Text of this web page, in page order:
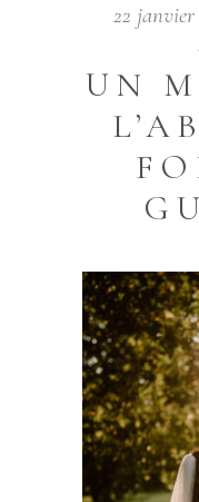
22 janvier
UN